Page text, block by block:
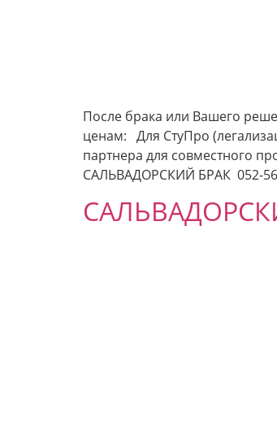
После брака или Вашего
ценам: Для СтуПро
партнера для совместного
САЛЬВАДОРСКИЙ БРАК 052-